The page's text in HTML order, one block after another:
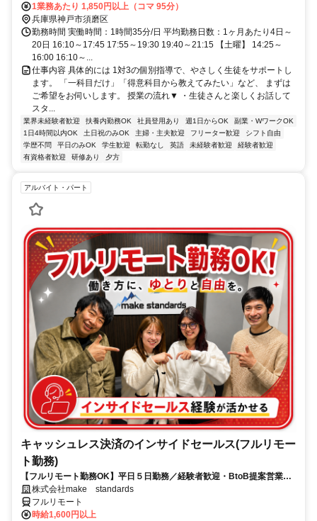
1業務あたり 1,850円以上（コマ 95分）
兵庫県神戸市須磨区
勤務時間 実働時間：1時間35分/日 平均勤務日数：1ヶ月あたり4日～
20日 16:10～17:45 17:55～19:30 19:40～21:15 【土曜】 14:25～
16:00 16:10～...
仕事内容 具体的には 1対3の個別指導で、やさしく生徒をサポートし
ます。 「一科目だけ」「得意科目から教えてみたい」など、 まずは
ご希望をお伺いします。 授業の流れ▼ ・生徒さんと楽しくお話して
スタ...
業界未経験者歓迎 扶養内勤務OK 社員登用あり 週1日からOK
副業・WワークOK
1日4時間以内OK
土日祝のみOK 主婦・主夫歓迎 フリーター歓迎
シフト自由
学歴不問
平日のみOK 学生歓迎 転勤なし 英語 未経験者歓迎
経験者歓迎
有資格者歓迎
研修あり 夕方
アルバイト・パート
キャッシュレス決済のインサイドセールス(フルリモー
ト勤務)
【フルリモート勤務OK】平日５日勤務／経験者歓迎・BtoB提案営業で
スキルアップ
株式会社make standards
フルリモート
時給1,600円以上